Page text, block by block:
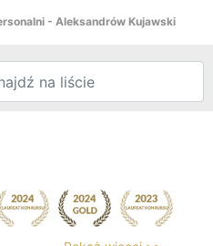
- Aleksandrów Kujawski